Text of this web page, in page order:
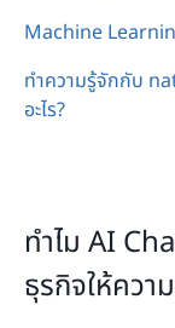
Machine
ทำความรู้จักกับ
อะไร?
ทำไม AI
ธุรกิจให้ควา